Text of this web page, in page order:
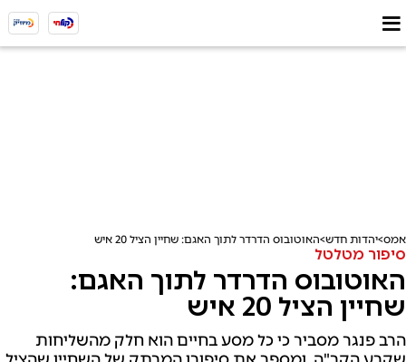
אמס יהדות חדש האוטובוס הדרדר לתוך האגם: שחיין הציל 20 איש
סיפור מטלטל
האוטובוס הדרדר לתוך האגם:
שחיין הציל 20 איש
הרב פנגר מסביר כי כל מסע בחיים הוא חלק מהשליחות